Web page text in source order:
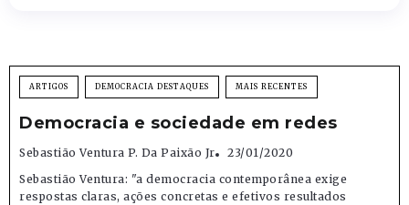
ARTIGOS DEMOCRACIA DESTAQUES MAIS RECENTES
Democracia e sociedade em redes
Sebastião Ventura P. Da Paixão Jr
23/01/2020
Sebastião Ventura: "a democracia contemporânea exige
respostas claras, ações concretas e efetivos resultados